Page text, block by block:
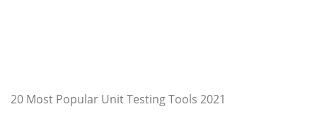
20 Most Popular Unit Testing Tools 2021